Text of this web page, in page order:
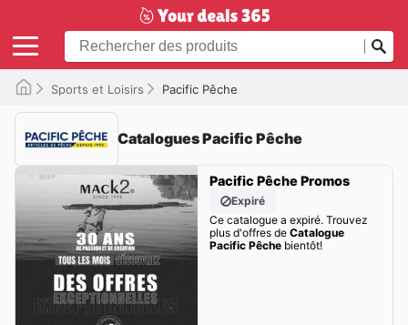
Sports et Loisirs Pacific Pêche
Catalogues Pacific Pêche
Pacific Pêche Promos
Expiré
Ce catalogue a expiré. Trouvez
plus d'offres de Catalogue
Pacific Pêchebientôt!